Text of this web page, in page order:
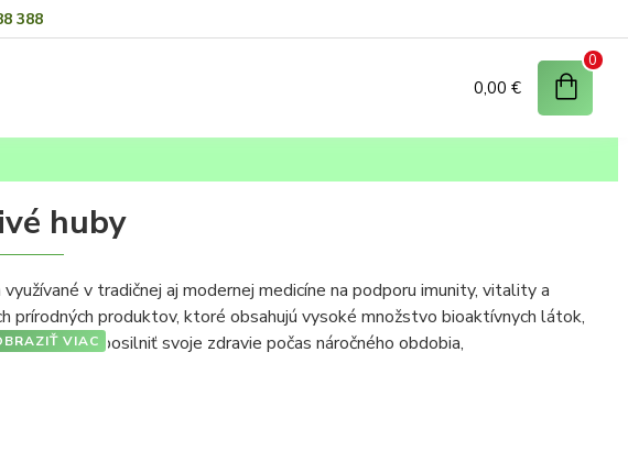
388
0,00 €
0
huby
v tradičnej aj modernej medicíne na podporu imunity, vitality a
prírodných produktov, ktoré obsahujú vysoké množstvo bioaktívnych látok,
chcete posilniť svoje zdravie počas náročného obdobia,
výrazne posilniť vašu obranyschopnosť a pomôcť telu lepšie zvládať